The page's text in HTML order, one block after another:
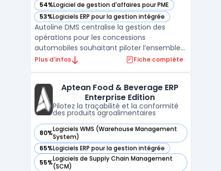
54%Logiciel de gestion d'affaires pour PME
— voir Autoline DMS dans cette catégorie
53%Logiciels ERP pour la gestion intégrée
— voir Autoline DMS dans cette catégorie
Autoline DMS centralise la gestion des
opérations pour les concessions
automobiles souhaitant piloter l’ensemble
du cycle métier, depuis la prospection
marque. Le secteur de la distribution
automobile est confronté à l ...
Plus d’infos Fiche complète
Aptean Food & Beverage ERP
Enterprise Edition
Pilotez la traçabilité et la conformité
des produits agroalimentaires
80%Logiciels WMS (Warehouse Management
System)
— voir Aptean Food & Beverage ERP Enterprise Edition
65%Logiciels ERP pour la gestion intégrée
— voir Aptean Food & Beverage ERP Enterprise Edition
55%Logiciels de Supply Chain Management
(SCM)
— voir Aptean Food & Beverage ERP Enterprise Edition